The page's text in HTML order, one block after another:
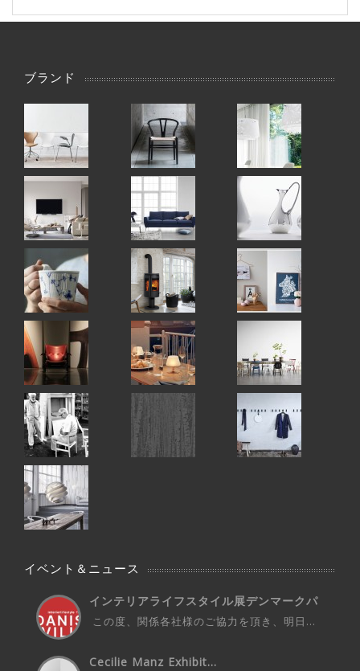
ブランド
イベント＆ニュース
インテリアライフスタイル展デンマークパ
この度、関係各社様のご協力を頂き、明日...
Cecilie Manz Exhibit...